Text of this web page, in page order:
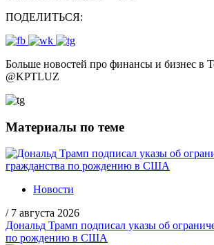
ПОДЕЛИТЬСЯ:
Больше новостей про финансы и бизнес в
@KPTLUZ
Материалы по теме
Новости
/ 7 августа 2026
Дональд Трамп подписал указы об
по рождению в США